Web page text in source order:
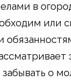
в
или
о